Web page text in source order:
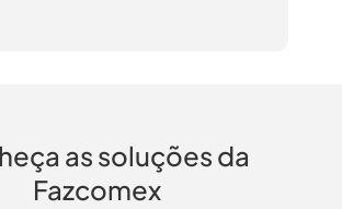
as soluções da
Fazcomex